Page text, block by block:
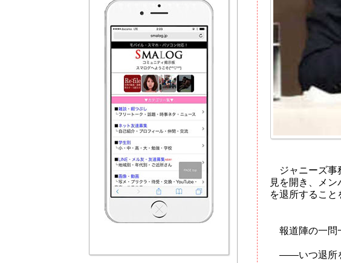
ジャニーズ事
見を開き、メ
を退所すること
報道陣の一問
――いつ退所